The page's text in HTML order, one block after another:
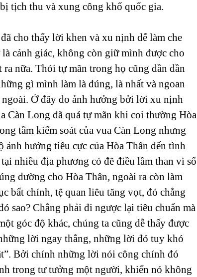
tịch thu và xung công khố quốc gia.
cho thấy lời khen và xu nịnh dễ làm che
cảnh giác, không còn giữ mình được cho
nữa. Thói tự mãn trong họ cũng dần dần
gì mình làm là đúng, là nhất và ngoan
Ở đây do ảnh hưởng bởi lời xu nịnh
Càn Long đã quá tự mãn khi coi thường Hòa
tầm kiểm soát của vua Càn Long nhưng
hưởng tiêu cực của Hòa Thân đến tình
nhiều địa phương có đê điều lầm than vì số
dường cho Hòa Thân, ngoài ra còn làm
bất chính, tệ quan liêu tăng vọt, đó chẳng
sao? Chẳng phải đi ngược lại tiêu chuẩn mà
góc độ khác, chúng ta cũng dễ thấy được
lời ngay thẳng, những lời đó tuy khó
Bởi chính những lời nói công chính đó
trong tư tưởng một người, khiến nó không